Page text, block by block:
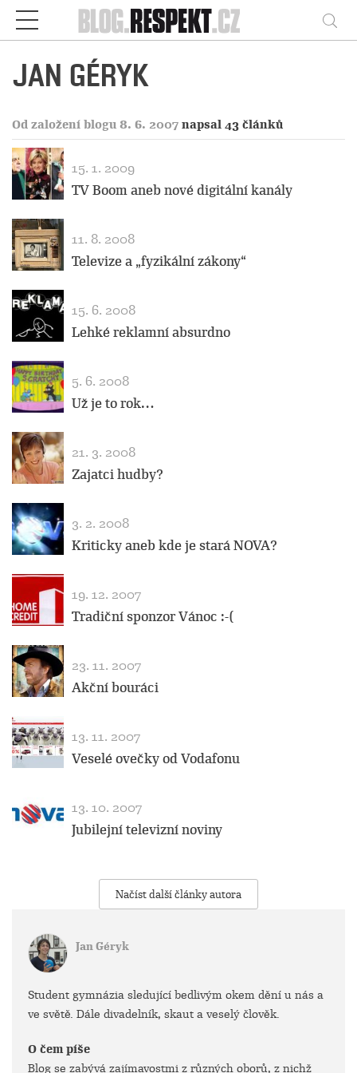
Respekt
JAN GÉRYK
Od založení blogu 8. 6. 2007 napsal 43 článků
15. 1. 2009
TV Boom aneb nové digitální kanály
11. 8. 2008
Televize a „fyzikální zákony“
15. 6. 2008
Lehké reklamní absurdno
5. 6. 2008
Už je to rok…
21. 3. 2008
Zajatci hudby?
3. 2. 2008
Kriticky aneb kde je stará NOVA?
19. 12. 2007
Tradiční sponzor Vánoc :-(
23. 11. 2007
Akční bouráci
13. 11. 2007
Veselé ovečky od Vodafonu
13. 10. 2007
Jubilejní televizní noviny
Načíst další články autora
Jan Géryk
Student gymnázia sledující bedlivým okem dění u nás a
ve světě. Dále divadelník, skaut a veselý člověk.
O čem píše
Blog se zabývá zajímavostmi z různých oborů, z nichž